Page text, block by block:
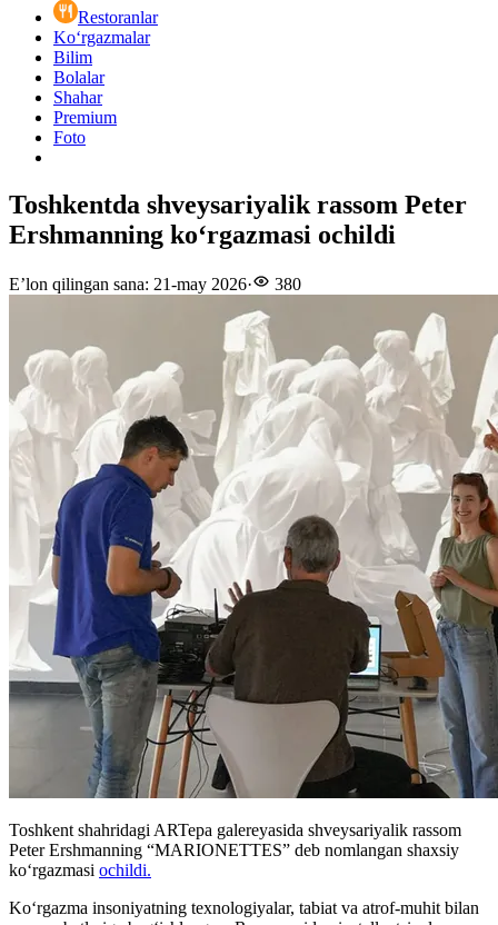
Restoranlar
Ko‘rgazmalar
Bilim
Bolalar
Shahar
Premium
Foto
Toshkentda shveysariyalik rassom Peter
Ershmanning ko‘rgazmasi ochildi
E’lon qilingan sana: 21-may 2026· 380
Toshkent shahridagi ARTepa galereyasida shveysariyalik rassom
Peter Ershmanning “MARIONETTES” deb nomlangan shaxsiy
koʻrgazmasi ochildi.
Ko‘rgazma insoniyatning texnologiyalar, tabiat va atrof-muhit bilan